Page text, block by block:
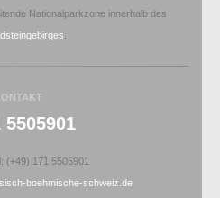
Nationalparkzone innerhalb des
5505901
(+49) 171 5505901
boehmische-schweiz.de